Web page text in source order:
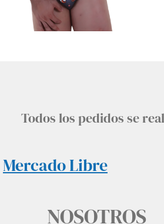
Todos los pedidos se
Mercado Libre
NOSOTROS